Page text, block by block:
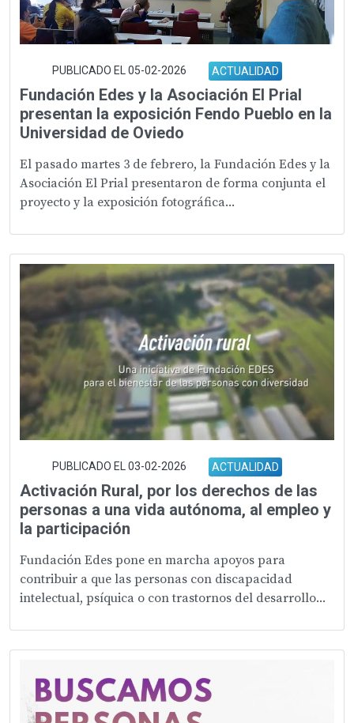
PUBLICADO EL 05-02-2026 ACTUALIDAD
Fundación Edes y la Asociación El Prial
presentan la exposición Fendo Pueblo en la
Universidad de Oviedo
El pasado martes 3 de febrero, la Fundación Edes y la
Asociación El Prial presentaron de forma conjunta el
proyecto y la exposición fotográfica...
PUBLICADO EL 03-02-2026 ACTUALIDAD
Activación Rural, por los derechos de las
personas a una vida autónoma, al empleo y
la participación
Fundación Edes pone en marcha apoyos para
contribuir a que las personas con discapacidad
intelectual, psíquica o con trastornos del desarrollo...